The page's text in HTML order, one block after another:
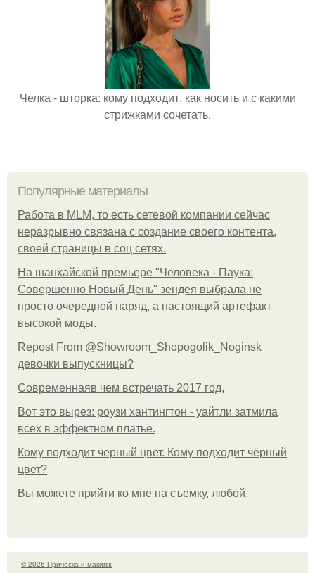
Челка - шторка: кому подходит, как носить и с какими
стрижками сочетать.
Популярные материалы
Работа в MLM, то есть сетевой компании сейчас
неразрывно связана с создание своего контента,
своей страницы в соц сетях.
На шанхайской премьере "Человека - Паука:
Совершенно Новый День" зендея выбрала не
просто очередной наряд, а настоящий артефакт
высокой моды.
Repost From @Showroom_Shopogolik_Noginsk
девочки выпускницы?
Современнаяв чем встречать 2017 год.
Вот это вырез: роузи хантингтон - уайтли затмила
всех в эффектном платьe.
Кому подходит черный цвет. Кому подходит чёрный
цвет?
Вы можете прийти ко мне на съемку, любой.
© 2026 Прическа и макияж